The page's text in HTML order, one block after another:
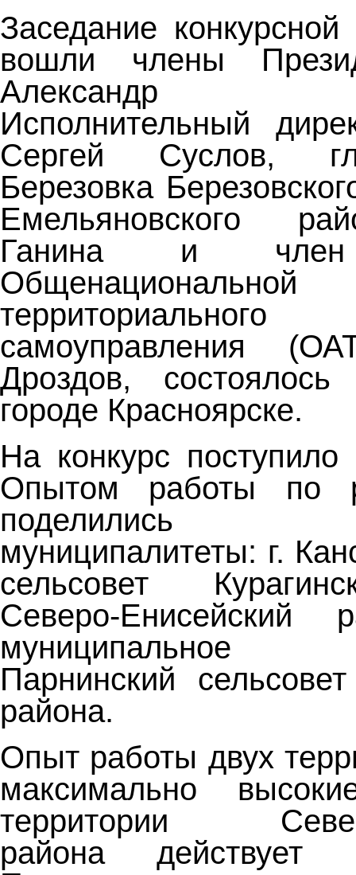
Заседание
вошли члены
Александр
Исполнительный
Сергей Суслов,
Березовка
Емельяновского
Ганина и член
территориального
самоуправления
Дроздов,
городе Красноярске.
На конкурс поступило
Опытом работы по
поделились
муниципалитеты: г.
сельсовет
Северо-Енисейский
муниципальное
Парнинский
района.
Опыт работы двух
максимально
территории
района